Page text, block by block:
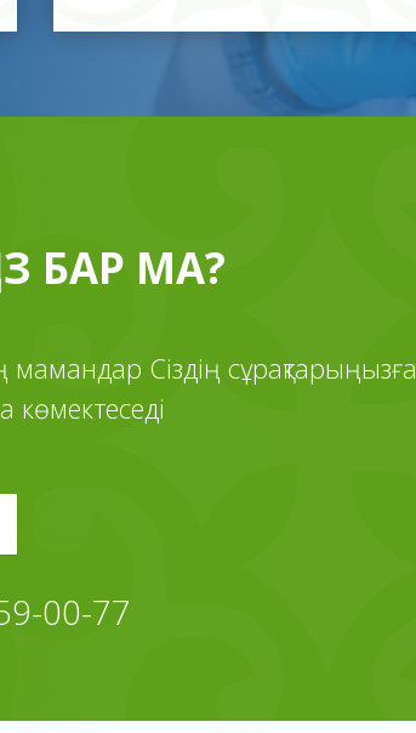
БАР МА?
мамандар Сіздің
көмектеседі
00-77